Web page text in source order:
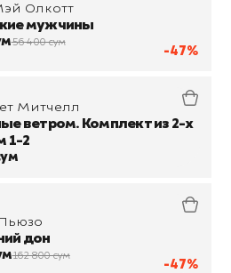
-47%
Олкотт
мужчины
56 400 сум
Митчелл
ветром. Комплект из 2-х
1-2
-47%
дон
162 800 сум